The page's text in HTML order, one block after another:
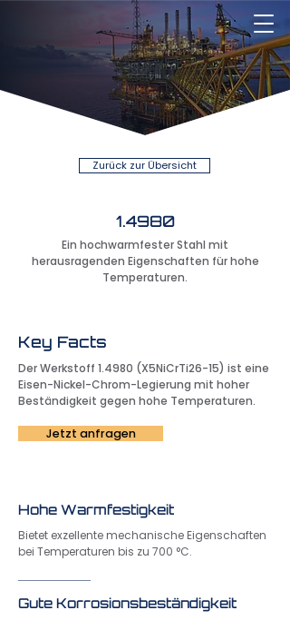
Zurück zur Übersicht
1.4980
Ein hochwarmfester Stahl mit
herausragenden Eigenschaften für hohe
Temperaturen.
Key Facts
Der Werkstoff 1.4980 (X5NiCrTi26-15) ist eine
Eisen-Nickel-Chrom-Legierung mit hoher
Beständigkeit gegen hohe Temperaturen.
Jetzt anfragen
Hohe Warmfestigkeit
Bietet exzellente mechanische Eigenschaften
bei Temperaturen bis zu 700 °C.
Gute Korrosionsbeständigkeit